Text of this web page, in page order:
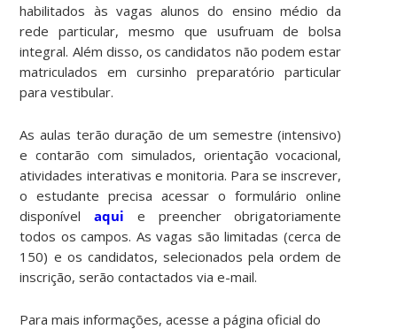
habilitados às vagas alunos do ensino médio da
rede particular, mesmo que usufruam de bolsa
integral. Além disso, os candidatos não podem estar
matriculados em cursinho preparatório particular
para vestibular.
As aulas terão duração de um semestre (intensivo)
e contarão com simulados, orientação vocacional,
atividades interativas e monitoria. Para se inscrever,
o estudante precisa acessar o formulário online
disponívelaqui e preencher obrigatoriamente
todos os campos. As vagas são limitadas (cerca de
150) e os candidatos, selecionados pela ordem de
inscrição, serão contactados via e-mail.
Para mais informações, acesse a página oficial do